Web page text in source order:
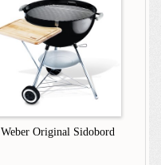
Weber Original Sidobord